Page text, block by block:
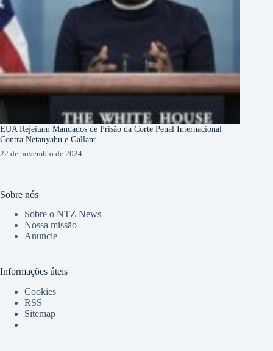
EUA Rejeitam Mandados de Prisão da Corte Penal Internacional
Contra Netanyahu e Gallant
22 de novembro de 2024
Sobre nós
Sobre o NTZ News
Nossa missão
Anuncie
Informações úteis
Cookies
RSS
Sitemap